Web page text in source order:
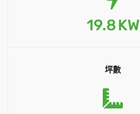
19.8KW
坪數